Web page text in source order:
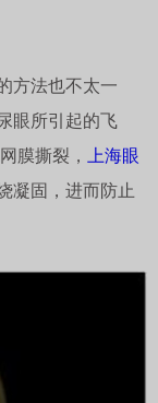
方法也不太一
眼所引起的飞
膜撕裂，
上海眼
凝固，进而防止